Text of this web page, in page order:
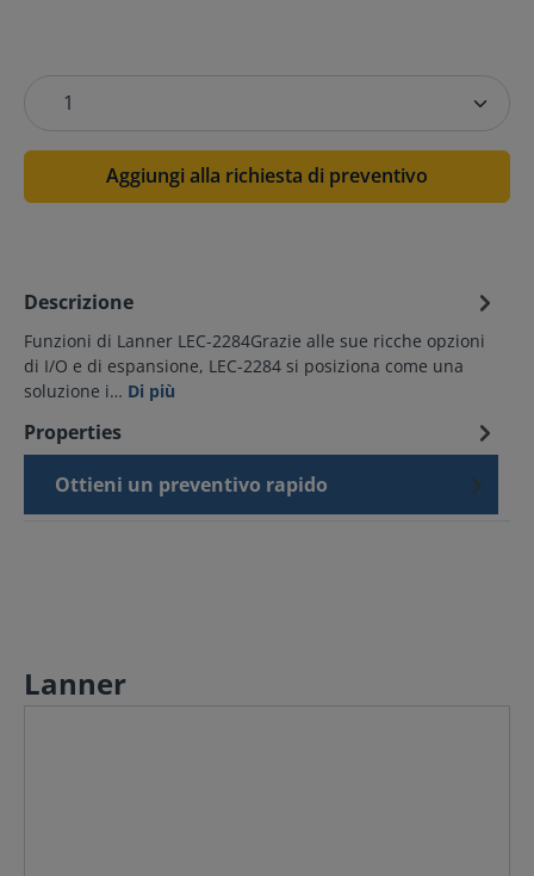
Aggiungi alla richiesta di preventivo
Descrizione
Funzioni di Lanner LEC-2284Grazie alle sue ricche opzioni
di I/O e di espansione, LEC-2284 si posiziona come una
soluzione i… Di più
Properties
Ottieni un preventivo rapido
Lanner